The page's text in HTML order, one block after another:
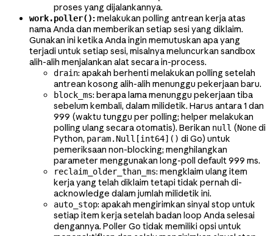
proses yang dijalankannya.
work.poller():melakukan polling antrean kerja atas
nama Anda dan memberikan setiap sesi yang diklaim.
Gunakan ini ketika Anda ingin memutuskan apa yang
terjadi untuk setiap sesi, misalnya meluncurkan sandbox
alih-alih menjalankan alat secara in-process.
drain: apakah berhenti melakukan polling setelah
antrean kosong alih-alih menunggu pekerjaan baru.
block_ms: berapa lama menunggu pekerjaan tiba
sebelum kembali, dalam milidetik. Harus antara 1 dan
999 (waktu tunggu per polling; helper melakukan
polling ulang secara otomatis). Berikan null (Nonedi
Python, param.Null[int64]() di Go) untuk
pemeriksaan non-blocking; menghilangkan
parameter menggunakan long-poll default 999 ms.
reclaim_older_than_ms: mengklaim ulang item
kerja yang telah diklaim tetapi tidak pernah di-
acknowledge dalam jumlah milidetik ini.
auto_stop: apakah mengirimkan sinyal stop untuk
setiap item kerja setelah badan loop Anda selesai
dengannya. Poller Go tidak memiliki opsi untuk